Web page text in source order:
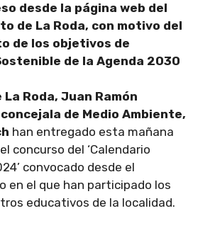
desde la página web del
de La Roda, con motivo del
de los objetivos de
de la Agenda 2030
Roda, Juan Ramón
concejala de Medio Ambiente,
han entregado esta mañana
concurso del ‘Calendario
convocado desde el
en el que han participado los
educativos de la localidad.